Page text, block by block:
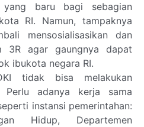
baru bagi sebagian
RI. Namun, tampaknya
mensosialisasikan dan
3R agar gaungnya dapat
ibukota negara RI.
tidak bisa melakukan
adanya kerja sama
instansi pemerintahan:
Hidup, Departemen